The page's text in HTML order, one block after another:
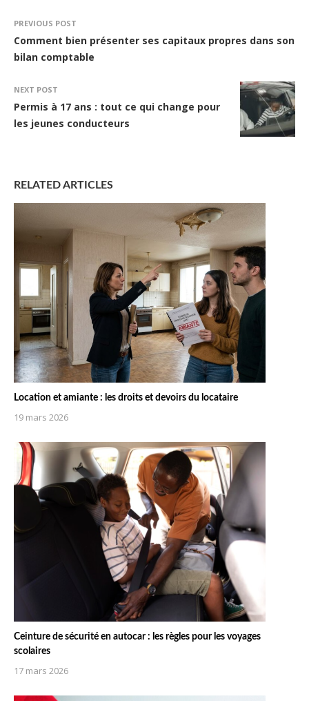
PREVIOUS POST
Comment bien présenter ses capitaux propres dans son
bilan comptable
NEXT POST
Permis à 17 ans : tout ce qui change pour
les jeunes conducteurs
RELATED ARTICLES
Location et amiante : les droits et devoirs du locataire
19 mars 2026
Ceinture de sécurité en autocar : les règles pour les voyages
scolaires
17 mars 2026